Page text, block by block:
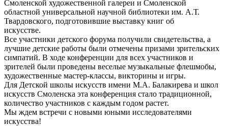
Смоленской художественной галереи и Смоленской
областной универсальной научной библиотеки им. А.Т.
Твардовского, подготовившие выставку книг об
искусстве.
Все участники детского форума получили свидетельства, а
лучшие детские работы были отмечены призами зрительских
симпатий. В ходе конференции для всех участников и
зрителей были проведены веселые музыкальные флешмобы,
художественные мастер-классы, викторины и игры.
Для Детской школы искусств имени М.А. Балакирева и школ
искусств Смоленска эта конференция стало традиционной,
количество участников с каждым годом растет.
Мы ждем встречи с новыми юными исследователями
искусства!